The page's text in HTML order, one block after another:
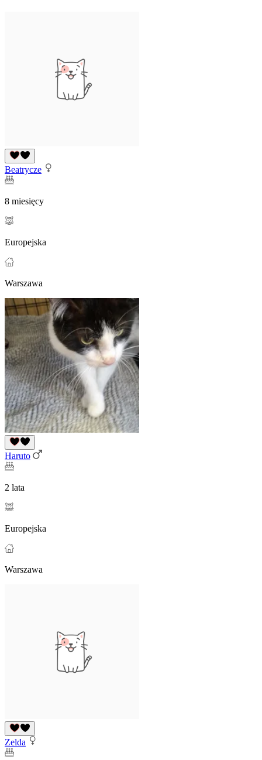
Beatrycze
8 miesięcy
Europejska
Warszawa
Haruto
2 lata
Europejska
Warszawa
Zelda